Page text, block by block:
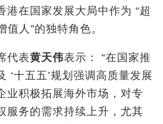
港在国家发展大局中作为 “超
值人”的独特角色。
代表黄天伟表示： “在国家推
‘十五五’规划强调高质量发展
业积极拓展海外市场，对专
服务的需求持续上升，尤其